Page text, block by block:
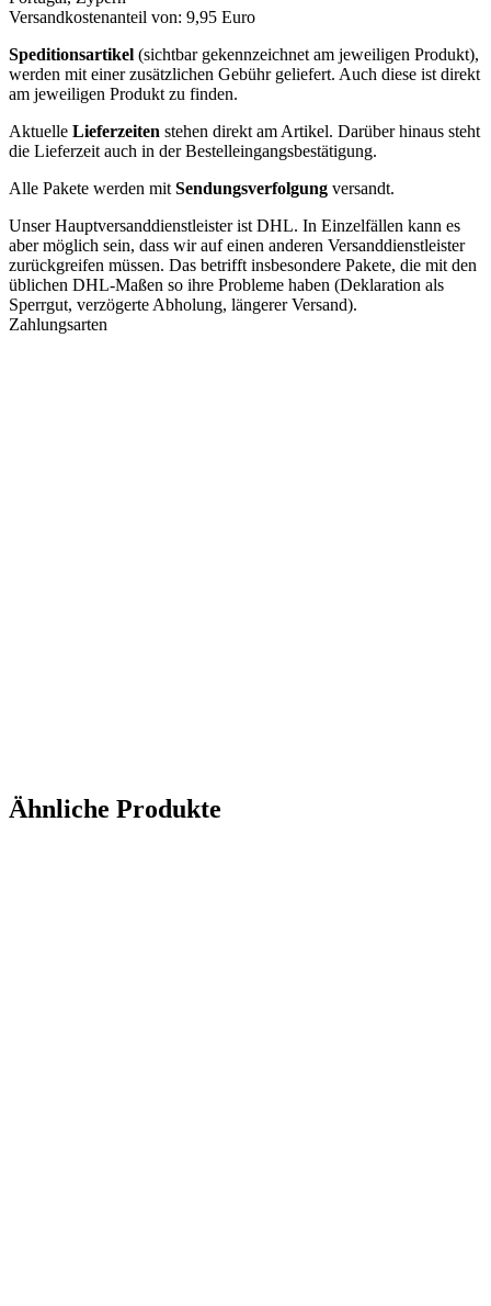
Versandkostenanteil von: 9,95 Euro
Speditionsartikel (sichtbar gekennzeichnet am jeweiligen Produkt),
werden mit einer zusätzlichen Gebühr geliefert. Auch diese ist direkt
am jeweiligen Produkt zu finden.
Aktuelle Lieferzeiten stehen direkt am Artikel. Darüber hinaus steht
die Lieferzeit auch in der Bestelleingangsbestätigung.
Alle Pakete werden mit Sendungsverfolgung versandt.
Unser Hauptversanddienstleister ist DHL. In Einzelfällen kann es
aber möglich sein, dass wir auf einen anderen Versanddienstleister
zurückgreifen müssen. Das betrifft insbesondere Pakete, die mit den
üblichen DHL-Maßen so ihre Probleme haben (Deklaration als
Sperrgut, verzögerte Abholung, längerer Versand).
Zahlungsarten
Ähnliche Produkte